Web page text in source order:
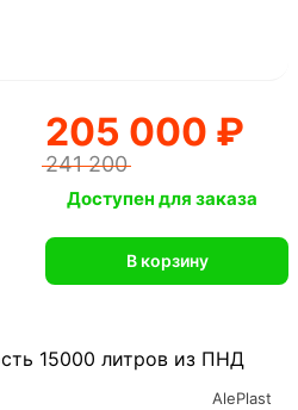
15000 литров из ПНД
AlePlast
205 000 ₽
241 200
Доступен для заказа
В корзину